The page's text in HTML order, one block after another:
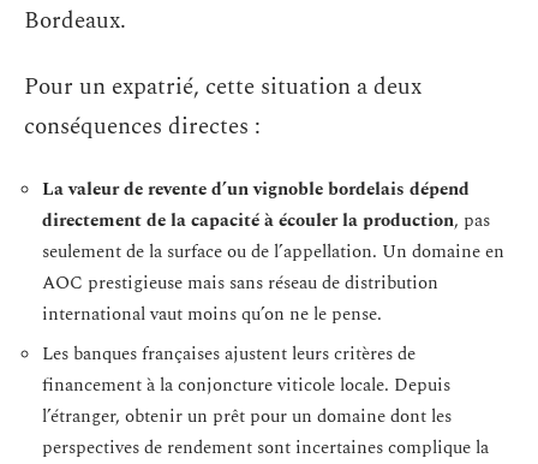
Bordeaux.
Pour un expatrié, cette situation a deux
conséquences directes :
La valeur de revente d’un vignoble bordelais dépend
directement de la capacité à écouler la production, pas
seulement de la surface ou de l’appellation. Un domaine en
AOC prestigieuse mais sans réseau de distribution
international vaut moins qu’on ne le pense.
Les banques françaises ajustent leurs critères de
financement à la conjoncture viticole locale. Depuis
l’étranger, obtenir un prêt pour un domaine dont les
perspectives de rendement sont incertaines complique la